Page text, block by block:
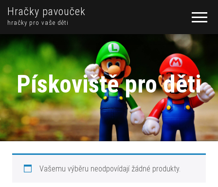
Hračky pavouček
hračky pro vaše děti
Pískoviště pro děti
Vašemu výběru neodpovídají žádné produkty.